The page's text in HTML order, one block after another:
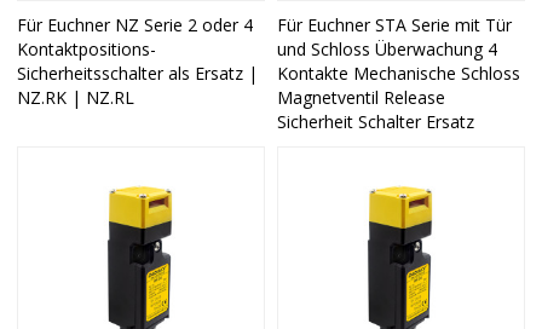
Für Euchner NZ Serie 2 oder 4
Kontaktpositions-
Sicherheitsschalter als Ersatz |
NZ.RK | NZ.RL
Für Euchner STA Serie mit Tür
und Schloss Überwachung 4
Kontakte Mechanische Schloss
Magnetventil Release
Sicherheit Schalter Ersatz